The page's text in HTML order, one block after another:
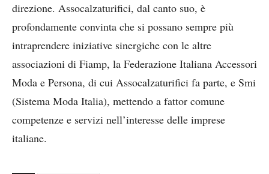
direzione. Assocalzaturifici, dal canto suo, è
profondamente convinta che si possano sempre più
intraprendere iniziative sinergiche con le altre
associazioni di Fiamp, la Federazione Italiana Accessori
Moda e Persona, di cui Assocalzaturifici fa parte, e Smi
(Sistema Moda Italia), mettendo a fattor comune
competenze e servizi nell’interesse delle imprese
italiane.